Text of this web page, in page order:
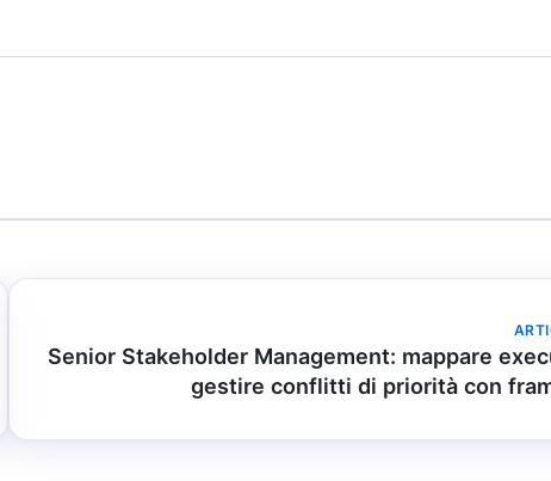
Senior Stakeholder Management: mappare
gestire conflitti di priorità con